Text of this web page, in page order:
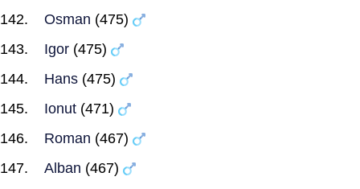
Osman (475)
Igor (475)
Hans (475)
Ionut (471)
Roman (467)
Alban (467)